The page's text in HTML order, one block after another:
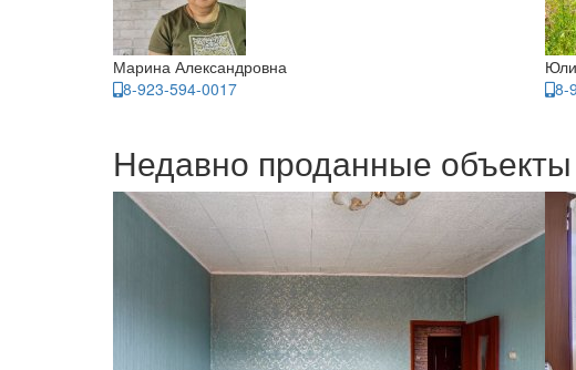
Марина Александровна
8-923-594-0017
8-
Недавно проданные объекты